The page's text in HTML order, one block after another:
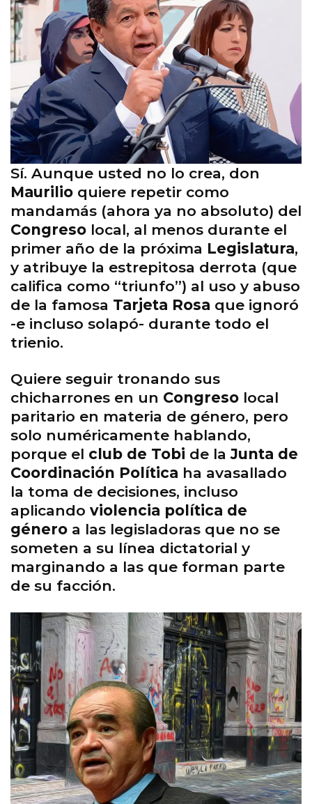
Sí. Aunque usted no lo crea, don
Maurilio quiere repetir como
mandamás (ahora ya no absoluto) del
Congreso local, al menos durante el
primer año de la próxima Legislatura,
y atribuye la estrepitosa derrota (que
califica como “triunfo”) al uso y abuso
de la famosa Tarjeta Rosa que ignoró
-e incluso solapó- durante todo el
trienio.
Quiere seguir tronando sus
chicharrones en un Congreso local
paritario en materia de género, pero
solo numéricamente hablando,
porque el club de Tobi de laJunta de
Coordinación Política ha avasallado
la toma de decisiones, incluso
aplicando violencia política de
género a las legisladoras que no se
someten a su línea dictatorial y
marginando a las que forman parte
de su facción.